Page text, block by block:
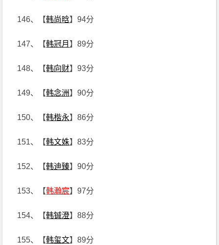
146、【韩尚晗】94分
147、【韩冠月 】89分
148、【韩向财】93分
149、【韩念洲】90分
150、【韩楷永】86分
151、【韩文姝】83分
152、【韩迪臻】90分
153、【韩瀚宸】97分
154、【韩铖澄】88分
155、【韩玺文】89分